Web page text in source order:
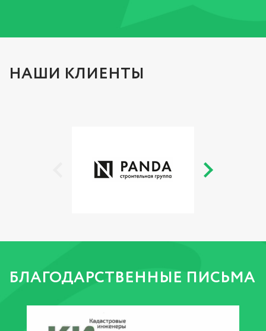
НАШИ КЛИЕНТЫ
БЛАГОДАРСТВЕННЫЕ ПИСЬМА